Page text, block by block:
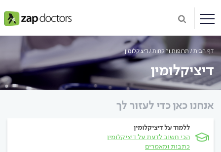
דף הבית תרופות ורוקחות דיציקלומין
דיציקלומין
אנחנו כאן כדי לעזור לך
ללמוד על דיציקלומין
הכי חשוב לדעת על דיציקלומין
כתבות ומאמרים